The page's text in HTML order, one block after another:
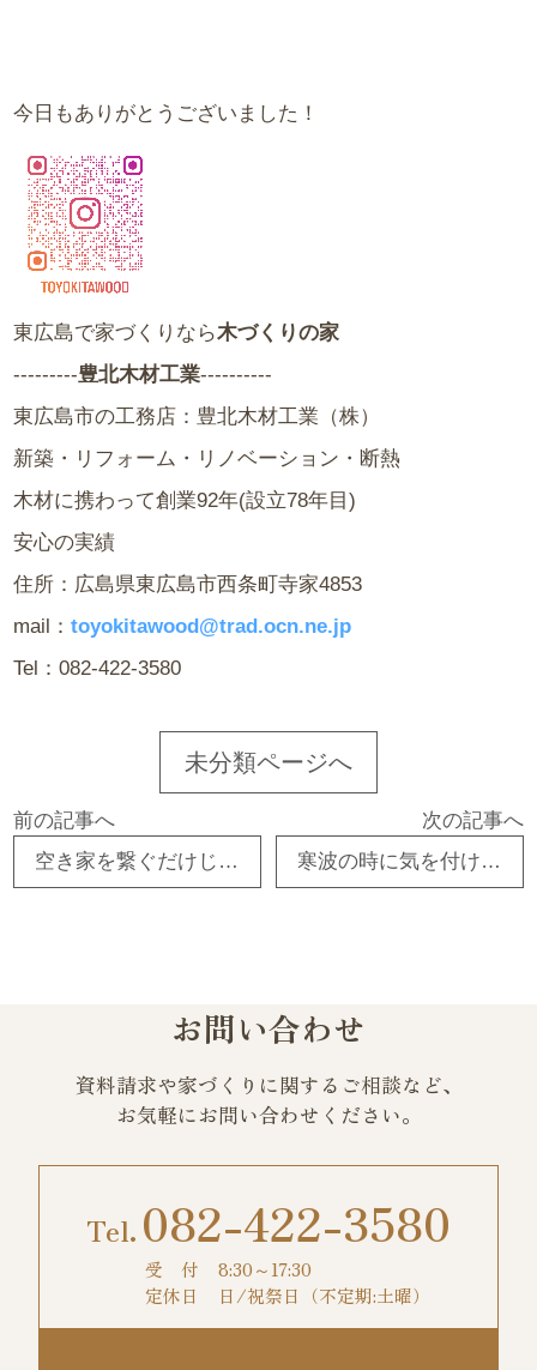
今日もありがとうございました！
東広島で家づくりなら木づくりの家
---------豊北木材工業----------
東広島市の工務店：豊北木材工業（株）
新築・リフォーム・リノベーション・断熱
木材に携わって創業92年(設立78年目)
安心の実績
住所：広島県東広島市西条町寺家4853
mail：toyokitawood@trad.ocn.ne.jp
Tel：082-422-3580
未分類ページへ
前の記事へ
空き家を繋ぐだけじゃない 町を元気にする挑戦 東広島市 工務店 注文住宅 古民家リフォーム
次の記事へ
寒波の時に気を付ける事 ちょっとした事で修理代が・・・ 東広島市 工務店 注文住宅 古民家リフォーム
お問い合わせ
資料請求や家づくりに関するご相談など、
お気軽にお問い合わせください。
082-422-3580
受 付
8:30～17:30
定休日
日/祝祭日（不定期:土曜）